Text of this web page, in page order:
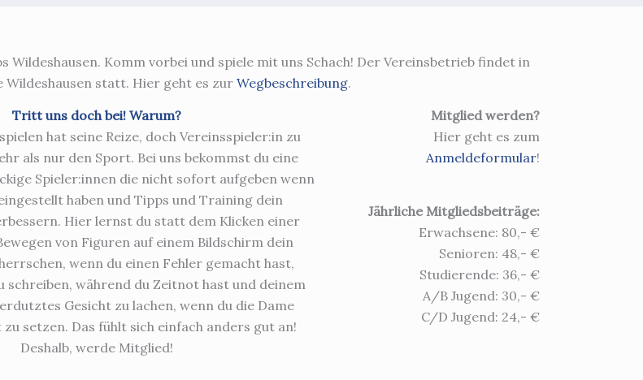
Wildeshausen. Komm vorbei und spiele mit uns Schach! Der Vereinsbetrieb findet in
Wildeshausen statt. Hier geht es zur Wegbeschreibung.
Tritt uns doch bei! Warum?
hat seine Reize, doch Vereinsspieler:in zu
als nur den Sport. Bei uns bekommst du eine
Spieler:innen die nicht sofort aufgeben wenn
haben und Tipps und Training dein
Hier lernst du statt dem Klicken einer
von Figuren auf einem Bildschirm dein
wenn du einen Fehler gemacht hast,
schreiben, während du Zeitnot hast und deinem
Gesicht zu lachen, wenn du die Dame
setzen. Das fühlt sich einfach anders gut an!
Deshalb, werde Mitglied!
Mitglied werden?
Hier geht es zum
Anmeldeformular!
Jährliche Mitgliedsbeiträge:
Erwachsene: 80,- €
Senioren: 48,- €
Studierende: 36,- €
A/B Jugend: 30,- €
C/D Jugend: 24,- €